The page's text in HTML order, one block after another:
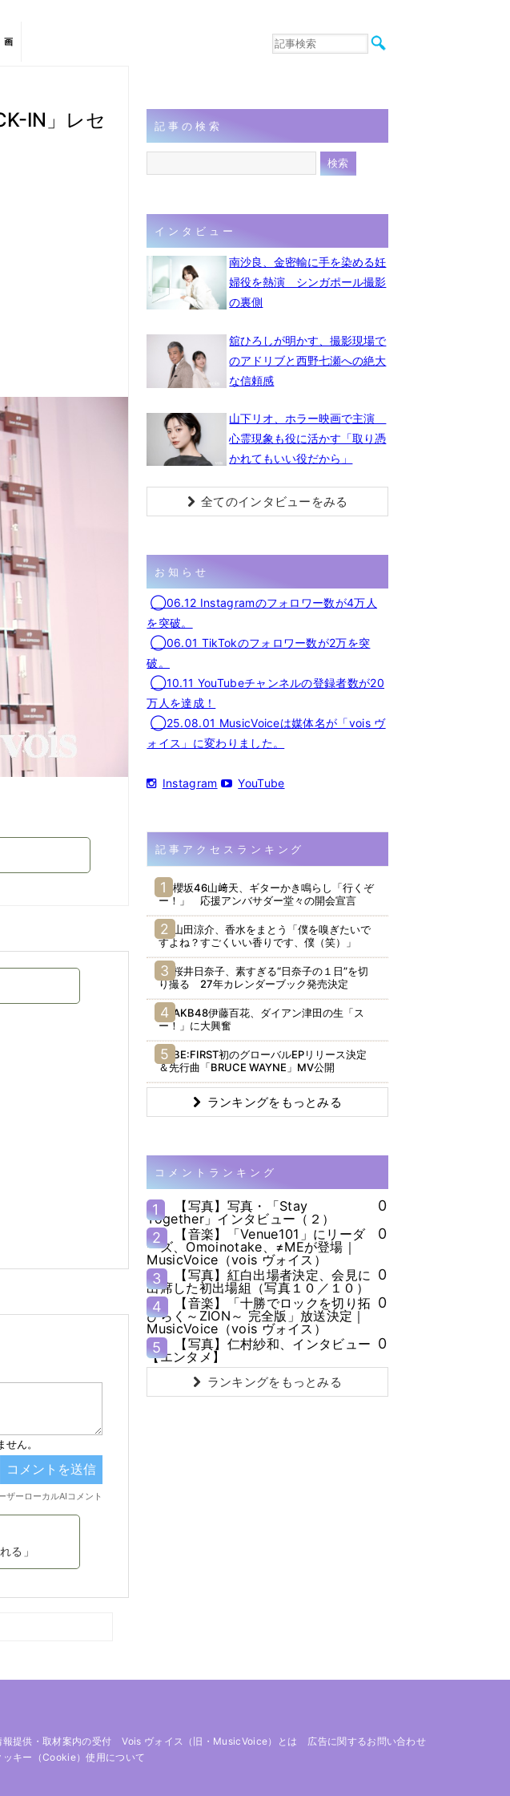
音楽
連載
フォト
IN」レセ
る」
記事の検索
インタビュー
南沙良、金密輸に手を染める妊
婦役を熱演 シンガポール撮影
の裏側
舘ひろしが明かす、撮影現場で
のアドリブと西野七瀬への絶大
な信頼感
山下リオ、ホラー映画で主演
心霊現象も役に活かす「取り憑
かれてもいい役だから」
全てのインタビューをみる
お知らせ
◯06.12 Instagramのフォロワー数が4万人
を突破。
◯06.01 TikTokのフォロワー数が2万を突
破。
◯10.11 YouTubeチャンネルの登録者数が20
万人を達成！
◯25.08.01 MusicVoiceは媒体名が「vois ヴ
ォイス」に変わりました。
Instagram YouTube
記事アクセスランキング
櫻坂46山﨑天、ギターかき鳴らし「行くぞ
ー！」 応援アンバサダー堂々の開会宣言
山田涼介、香水をまとう「僕を嗅ぎたいで
すよね？すごくいい香りです、僕（笑）」
桜井日奈子、素すぎる“日奈子の１日”を切
り撮る 27年カレンダーブック発売決定
AKB48伊藤百花、ダイアン津田の生「ス
ー！」に大興奮
BE:FIRST初のグローバルEPリリース決定
＆先行曲「BRUCE WAYNE」MV公開
ランキングをもっとみる
コメントランキング
1
【写真】写真・「Stay
Together」インタビュー（２）
0
2
【音楽】「Venue101」にリーダ
ーズ、Omoinotake、≠MEが登場｜
MusicVoice（vois ヴォイス）
0
3
【写真】紅白出場者決定、会見に
出席した初出場組（写真１０／１０）
0
4
【音楽】「十勝でロックを切り拓
ひらく～ZION～ 完全版」放送決定｜
MusicVoice（vois ヴォイス）
0
5
【写真】仁村紗和、インタビュー
【エンタメ】
0
ランキングをもっとみる
報提供・取材案内の受付 Vois ヴォイス（旧・MusicVoice）とは
広告に関するお問い合わせ
ッキー（cookie）使用について